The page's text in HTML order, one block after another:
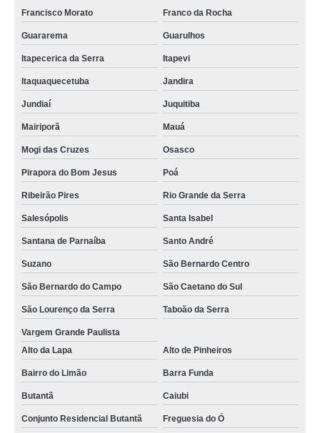
Francisco Morato Franco da Rocha
Guararema Guarulhos
Itapecerica da Serra Itapevi
Itaquaquecetuba Jandira
Jundiaí Juquitiba
Mairiporã Mauá
Mogi das Cruzes Osasco
Pirapora do Bom Jesus Poá
Ribeirão Pires Rio Grande da Serra
Salesópolis Santa Isabel
Santana de Parnaíba Santo André
Suzano São Bernardo Centro
São Bernardo do Campo São Caetano do Sul
São Lourenço da Serra Taboão da Serra
Vargem Grande Paulista
Alto da Lapa
Alto de Pinheiros
Bairro do Limão Barra Funda
Butantã Caiubi
Conjunto Residencial Butantã Freguesia do Ó